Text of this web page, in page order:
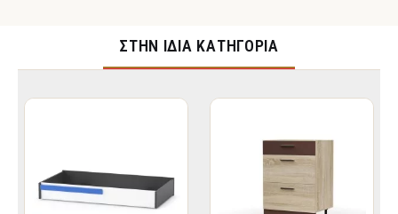
ΣΤΉΝ ΊΔΙΑ ΚΑΤΗΓΟΡΊΑ